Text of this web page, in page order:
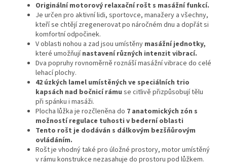
Originální motorový relaxační rošt s masážní funkcí.
Je určen pro aktivní lidi, sportovce, manažery a všechny,
kteří se chtějí zregenerovat po náročném dnu a dopřát si
komfortní odpočinek.
V oblasti nohou a zad jsou umístěny masážní jednotky,
které umožňujínastavení různých intenzit vibrací.
Dva popruhy rovnoměrně roznáší masážní vibrace do celé
lehací plochy.
42 úzkých lamel umístěných ve speciálních trio
kapsách nad bočnicí rámu se citlivě přizpůsobují tělu
při spánku i masáži.
Plocha lůžka je rozčleněna do 7 anatomických zón s
možností regulace tuhosti v bederní oblasti
Tento rošt je dodáván s dálkovým bezšňůrovým
ovládáním.
Rošt je vhodný také pro úložné prostory, motor umístěný
v rámu konstrukce nezasahuje do prostoru pod lůžkem.